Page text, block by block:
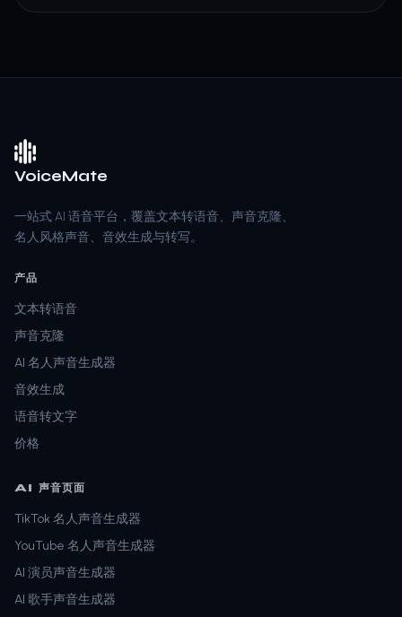
VoiceMate
一站式 AI 语音平台，覆盖文本转语音、声音克隆、
名人风格声音、音效生成与转写。
产品
文本转语音
声音克隆
AI 名人声音生成器
音效生成
语音转文字
价格
AI 声音页面
TikTok 名人声音生成器
YouTube 名人声音生成器
AI 演员声音生成器
AI 歌手声音生成器